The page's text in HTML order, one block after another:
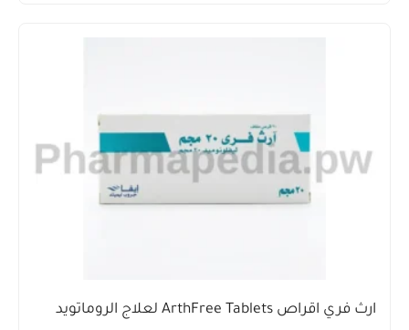
ارث فري اقراص ArthFree Tablets لعلاج الروماتويد